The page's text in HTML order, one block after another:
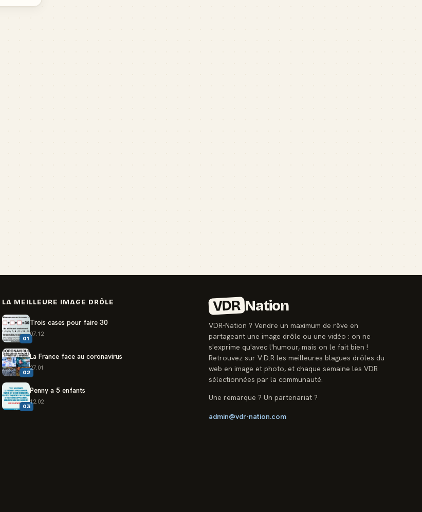
LA MEILLEURE IMAGE DRÔLE
01
Trois cases pour faire 30
07.12
02
La France face au coronavirus
27.01
03
Penny a 5 enfants
12.02
VDR Nation
VDR-Nation ? Vendre un maximum de rêve en
partageant une image drôle ou une vidéo : on ne
s'exprime qu'avec l'humour, mais on le fait bien !
Retrouvez sur V.D.R les meilleures blagues drôles du
web en image et photo, et chaque semaine les VDR
sélectionnées par la communauté.
Une remarque ? Un partenariat ?
admin@vdr-nation.com